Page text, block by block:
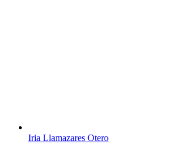
Iria Llamazares Otero